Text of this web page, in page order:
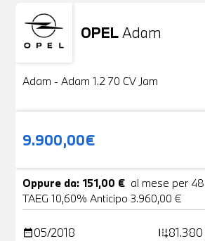
OPELAdam
Usato
Adam - Adam 1.2 70 CV Jam
9.900,00€
Oppure da: 151,00 € al mese per
TAEG 10,60% Anticipo 3.960,00 €
date_range05/2018 add_road81.380